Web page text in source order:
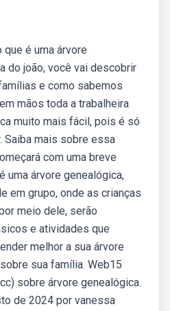
que é uma árvore
do joão, você vai descobrir
e como sabemos
mãos toda a trabalheira
muito mais fácil, pois é só
Saiba mais sobre essa
com uma breve
uma árvore genealógica,
em grupo, onde as crianças
meio dele, serão
e atividades que
melhor a sua árvore
sua família. Web15
sobre árvore genealógica.
de 2024 por vanessa